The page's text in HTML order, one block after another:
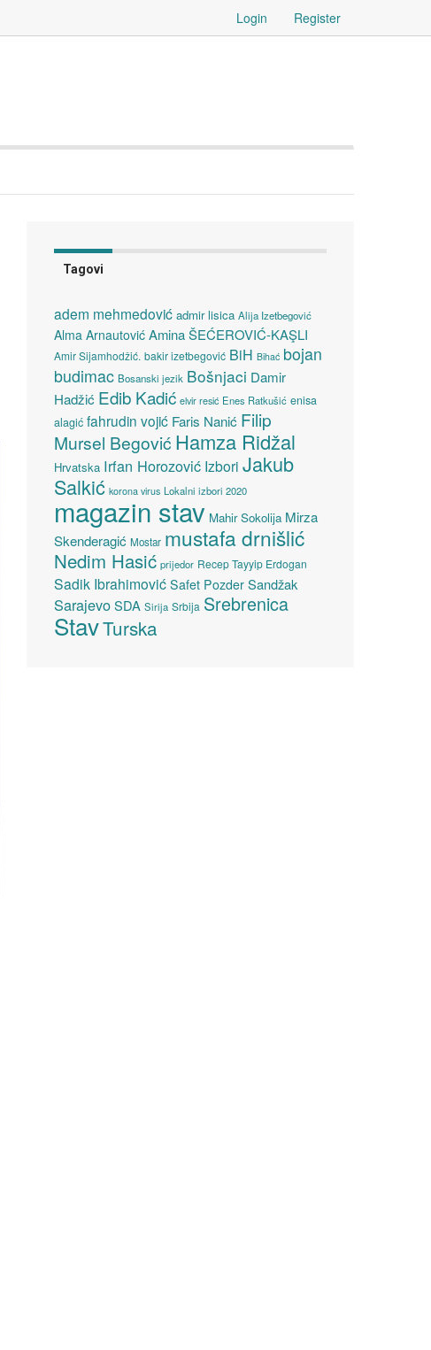
Login Register
Tagovi
adem mehmedović admir lisica Alija Izetbegović
Alma Arnautović Amina ŠEĆEROVIĆ-KAŞLI
Amir Sijamhodžić. bakir izetbegović BiH Bihać bojan
budimac Bosanski jezik Bošnjaci Damir
Hadžić Edib Kadić elvir resić Enes Ratkušić enisa
alagić fahrudin vojić Faris Nanić Filip
Mursel Begović Hamza Ridžal
Hrvatska Irfan Horozović Izbori Jakub
Salkić korona virus Lokalni izbori 2020
magazin stav Mahir Sokolija Mirza
Skenderagić Mostar mustafa drnišlić
Nedim Hasić prijedor Recep Tayyip Erdogan
Sadik Ibrahimović Safet Pozder Sandžak
SarajevoSDA Sirija Srbija Srebrenica
StavTurska